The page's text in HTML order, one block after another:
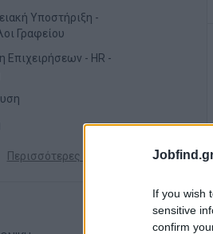
If you wish
sensitive
confirm
Υποστήριξη -
Γραφείου
Επιχειρήσεων - HR -
Περισσότερες κατηγορίες +